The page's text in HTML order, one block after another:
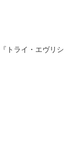
『トライ・エヴリシ